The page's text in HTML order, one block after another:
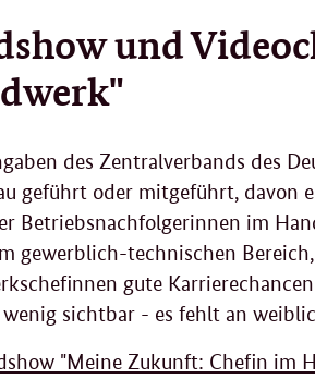
und
des Zentralverbands des
geführt oder mitgeführt, davon
Betriebsnachfolgerinnen im
gewerblich-technischen
gute
sichtbar - es fehlt an
"Meine Zukunft: Chefin im